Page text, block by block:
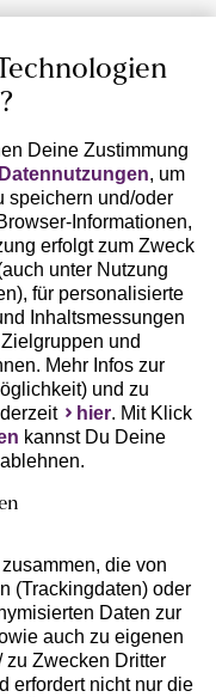
Deine Zustimmung
Datennutzungen, um
speichern und/oder
Informationen,
erfolgt zum Zweck
unter Nutzung
für personalisierte
Inhaltsmessungen
und
Mehr Infos zur
und zu
hier. Mit Klick
kannst Du Deine
die von
(Trackingdaten) oder
Daten zur
auch zu eigenen
Zwecken Dritter
erfordert nicht nur die